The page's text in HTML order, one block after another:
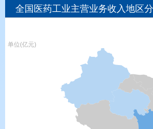
全国医药工业主营业务收入地区